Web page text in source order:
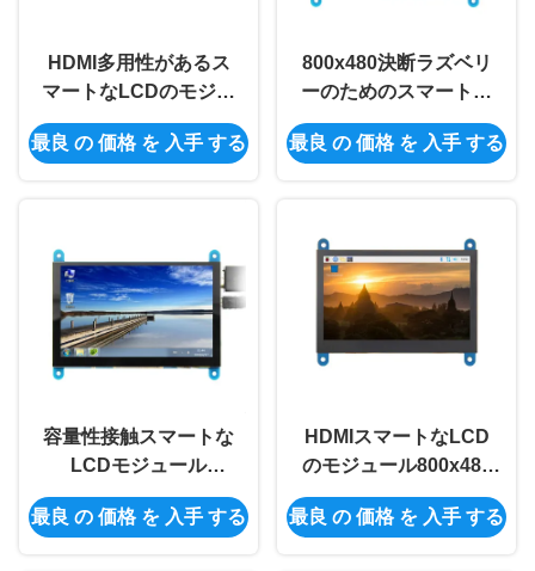
HDMI多用性があるス
マートなLCDのモジュ
ール0.34A 800x480 4.3
インチのTft Lcdモジュ
最良 の 価格 を 入手 する
800x480決断ラズベリ
ーのためのスマートな
LCDモジュール5V 5の
インチLcdモジュール
最良 の 価格 を 入手 する
容量性接触スマートな
LCDモジュール
800*480 HDMI 5のイン
チLCDの表示モジュー
最良 の 価格 を 入手 する
HDMIスマートなLCD
のモジュール800x480
4.3インチの容量性タッ
チ画面
最良 の 価格 を 入手 する